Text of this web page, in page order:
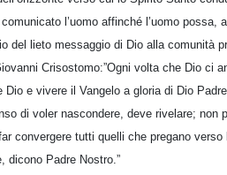
l’uomo affinché l’uomo
del lieto messaggio di Dio alla comunità
Crisostomo:”Ogni volta che Dio ci
e vivere il Vangelo a gloria di Dio
di voler nascondere, deve rivelare; non
convergere tutti quelli che pregano
dicono Padre Nostro.”